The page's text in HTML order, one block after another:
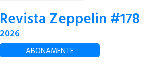
Revista Zeppelin #178
2026
ABONAMENTE